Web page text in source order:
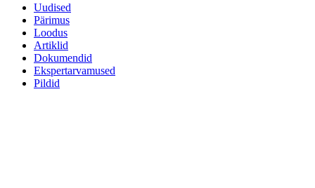
Uudised
Pärimus
Loodus
Artiklid
Dokumendid
Ekspertarvamused
Pildid